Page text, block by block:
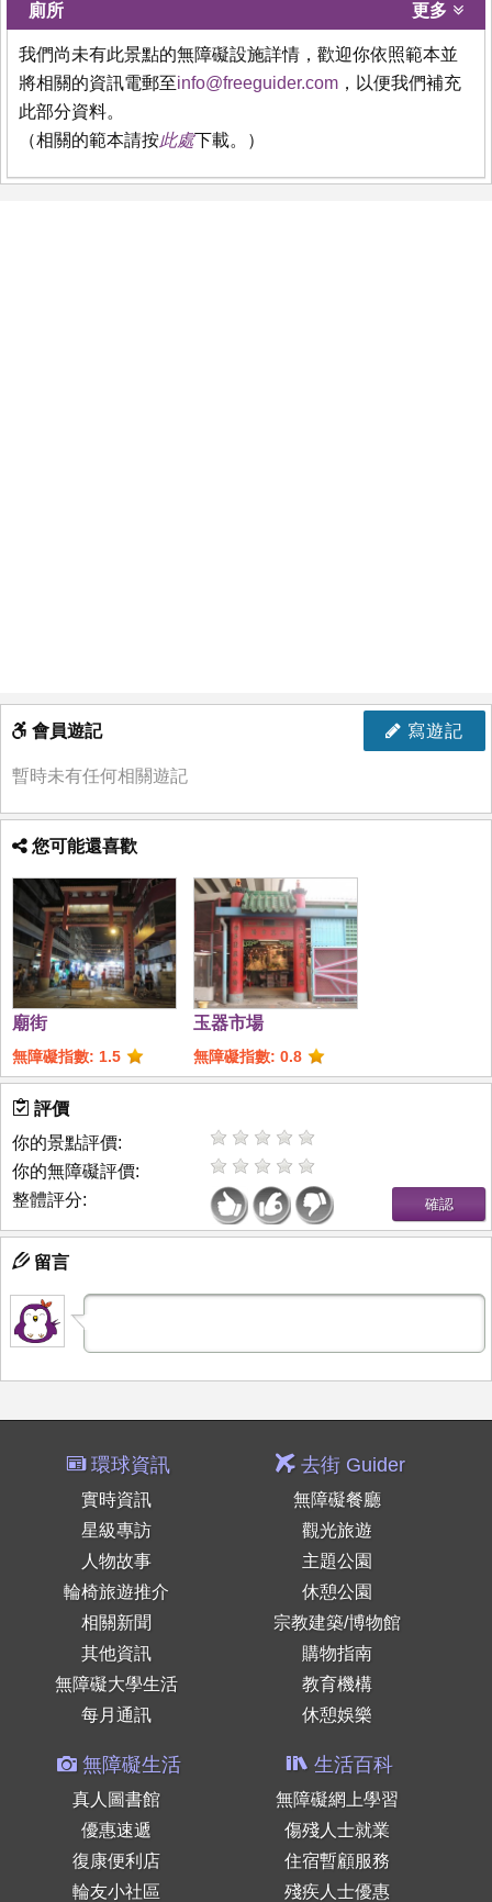
廁所 更多
我們尚未有此景點的無障礙設施詳情，歡迎你依照範本並
將相關的資訊電郵至info@freeguider.com ，以便我們補充
此部分資料。
（相關的範本請按此處下載。）
寫遊記
會員遊記
暫時未有任何相關遊記
您可能還喜歡
廟街
無障礙指數: 1.5
玉器市場
無障礙指數: 0.8
評價
你的景點評價:
你的無障礙評價:
整體評分:
留言
環球資訊
實時資訊
星級專訪
人物故事
輪椅旅遊推介
相關新聞
其他資訊
無障礙大學生活
每月通訊
去街 Guider
無障礙餐廳
觀光旅遊
主題公園
休憩公園
宗教建築/博物館
購物指南
教育機構
休憩娛樂
無障礙生活
真人圖書館
優惠速遞
復康便利店
輪友小社區
生活百科
無障礙網上學習
傷殘人士就業
住宿暫顧服務
殘疾人士優惠